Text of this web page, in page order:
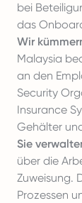
bei
das
Wir
Malaysia
an den
Security
Insurance
Gehälter
Sie
über die
Zuweisung.
Prozessen